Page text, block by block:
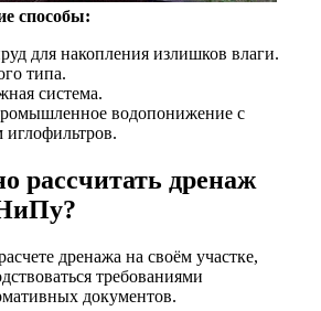
способы:
для накопления излишков влаги.
типа.
система.
водопонижение с
иглофильтров.
рассчитать дренаж
дренажа на своём участке,
требованиями
документов.